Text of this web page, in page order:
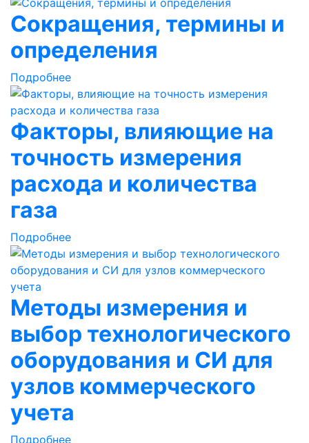
Сокращения, термины и
определения
Подробнее
Факторы, влияющие на
точность измерения
расхода и количества
газа
Подробнее
Методы измерения и
выбор технологического
оборудования и СИ для
узлов коммерческого
учета
Подробнее